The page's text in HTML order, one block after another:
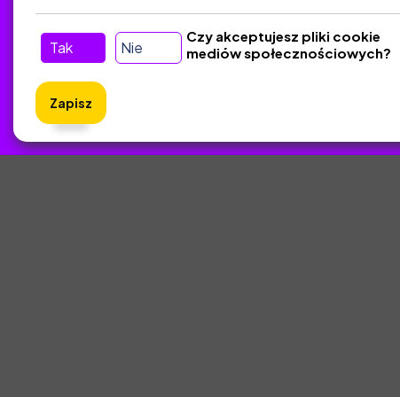
Tak Nie
Czy akceptujesz pliki cookie
mediów społecznościowych?
Zapisz